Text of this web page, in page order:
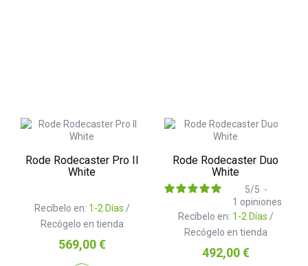
Rode Rodecaster Pro II
White
Recíbelo en: 1-2 Días /
Recógelo en tienda
Precio
569,00 €
Rode Rodecaster Duo
White
Recíbelo en: 1-2 Días /
Recógelo en tienda
5/5 -
1 opiniones
Precio
492,00 €